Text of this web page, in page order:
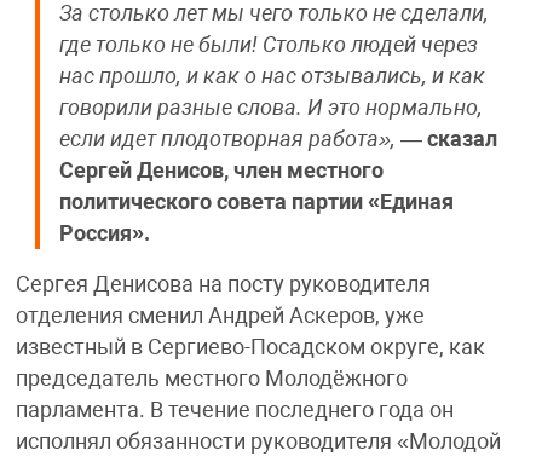
За столько лет мы чего только не сделали,
где только не были! Столько людей через
нас прошло, и как о нас отзывались, и как
говорили разные слова. И это нормально,
если идет плодотворная работа», — сказал
Сергей Денисов, член местного
политического совета партии «Единая
Россия».
Сергея Денисова на посту руководителя
отделения сменил Андрей Аскеров, уже
известный в Сергиево-Посадском округе, как
председатель местного Молодёжного
парламента. В течение последнего года он
исполнял обязанности руководителя «Молодой